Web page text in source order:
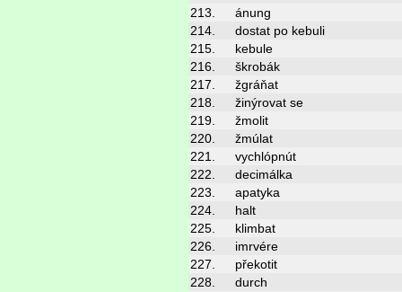
213.
ánung
214.
dostat po kebuli
215.
kebule
216.
škrobák
217.
žgráňat
218.
žinýrovat se
219.
žmolit
220.
žmúlat
221.
vychlópnút
222.
decimálka
223.
apatyka
224.
halt
225.
klimbat
226.
imrvére
227.
překotit
228.
durch